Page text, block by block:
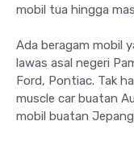
mobil tua hingga
Ada beragam mobil
lawas asal negeri
Ford, Pontiac. Tak
muscle car buatan
mobil buatan